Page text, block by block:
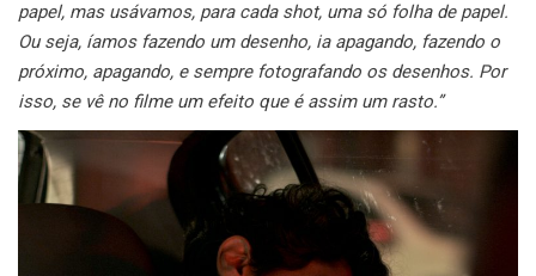
papel, mas usávamos, para cada shot, uma só folha de papel.
Ou seja, íamos fazendo um desenho, ia apagando, fazendo o
próximo, apagando, e sempre fotografando os desenhos. Por
isso, se vê no filme um efeito que é assim um rasto.”